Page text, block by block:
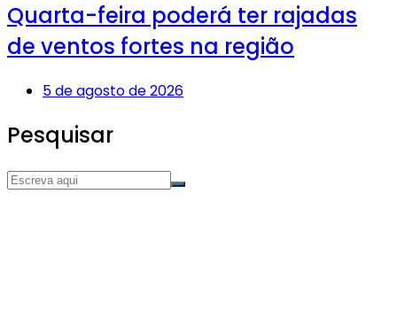
Quarta-feira poderá ter rajadas
de ventos fortes na região
5 de agosto de 2026
Pesquisar